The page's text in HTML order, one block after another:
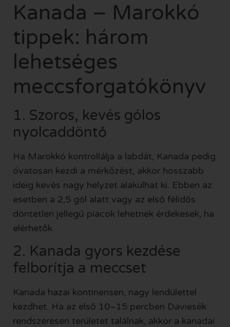
Kanada – Marokkó
tippek: három
lehetséges
meccsforgatókönyv
1. Szoros, kevés gólos
nyolcaddöntő
Ha Marokkó kontrollálja a labdát, Kanada pedig
óvatosan kezdi a mérkőzést, akkor hosszabb
ideig kevés nagy helyzet alakulhat ki. Ebben az
esetben a 2,5 gól alatt vagy az első félidős
döntetlen jellegű piacok lehetnek érdekesek, ha
elérhetők.
2. Kanada gyors kezdése
felborítja a meccset
Kanada hazai kontinensen, nagy lendülettel
kezdhet. Ha az első 10–15 percben Daviesék
rendszeresen területet találnak, akkor a kanadai